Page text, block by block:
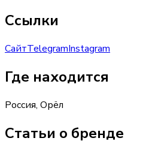
Ссылки
СайтTelegramInstagram
Где находится
Россия, Орёл
Статьи о бренде